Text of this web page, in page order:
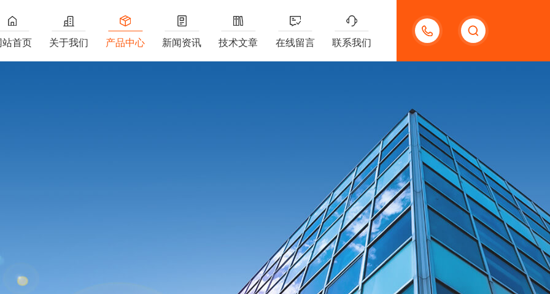
18123966210
站首页 关于我们 产品中心 新闻资讯 技术文章 在线留言 联系我们